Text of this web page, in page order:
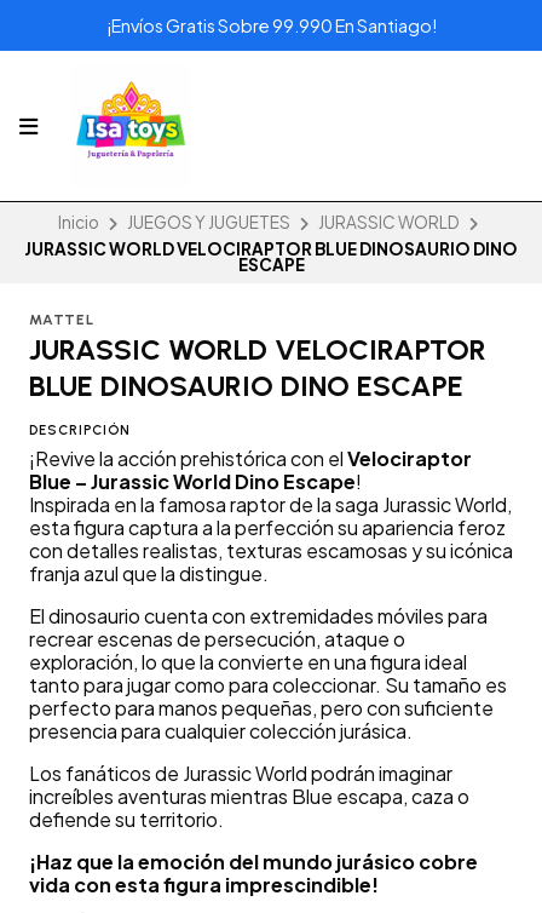
¡Envíos Gratis Sobre 99.990 En Santiago!
Inicio JUEGOS Y JUGUETES
JURASSIC WORLD
JURASSIC WORLD VELOCIRAPTOR BLUE DINOSAURIO DINO
ESCAPE
MATTEL
JURASSIC WORLD VELOCIRAPTOR
BLUE DINOSAURIO DINO ESCAPE
DESCRIPCIÓN
¡Revive la acción prehistórica con elVelociraptor
Blue – Jurassic World Dino Escape!
Inspirada en la famosa raptor de la saga Jurassic World,
esta figura captura a la perfección su apariencia feroz
con detalles realistas, texturas escamosas y su icónica
franja azul que la distingue.
El dinosaurio cuenta con extremidades móviles para
recrear escenas de persecución, ataque o
exploración, lo que la convierte en una figura ideal
tanto para jugar como para coleccionar. Su tamaño es
perfecto para manos pequeñas, pero con suficiente
presencia para cualquier colección jurásica.
Los fanáticos de Jurassic World podrán imaginar
increíbles aventuras mientras Blue escapa, caza o
defiende su territorio.
¡Haz que la emoción del mundo jurásico cobre
vida con esta figura imprescindible!